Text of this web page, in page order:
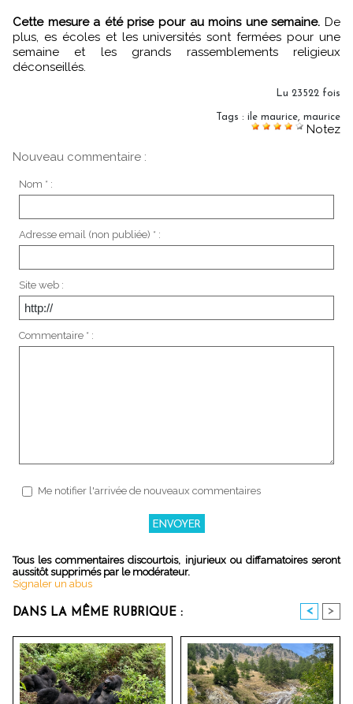
Cette mesure a été prise pour au moins une semaine. De
plus, es écoles et les universités sont fermées pour une
semaine et les grands rassemblements religieux
déconseillés.
Lu 23522 fois
Tags : ile maurice maurice
Notez
Nouveau commentaire :
Nom * :
Adresse email (non publiée) * :
Site web :
Commentaire * :
Me notifier l'arrivée de nouveaux commentaires
Tous les commentaires discourtois, injurieux ou diffamatoires seront
aussitôt supprimés par le modérateur.
Signaler un abus
DANS LA MÊME RUBRIQUE : < >